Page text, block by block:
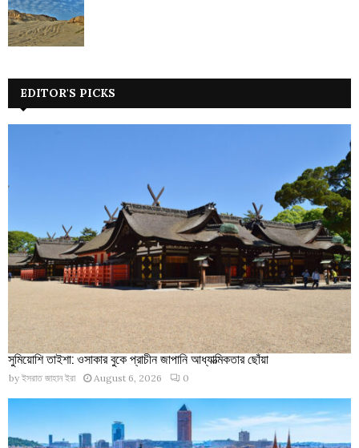
EDITOR'S PICKS
সুমিয়োশি তাইশা: ওসাকার বুকে প্রাচীন জাপানি আধ্যাত্মিকতার ছোঁয়া
by ইসরাত জাহান ইরা August 6, 2026 0